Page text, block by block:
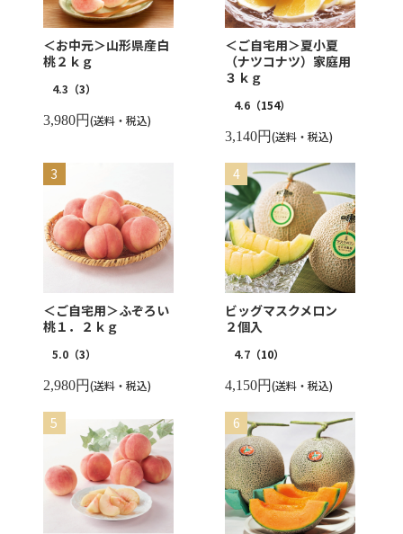
＜お中元＞山形県産白
桃２ｋｇ
4.3 （3）
3,980円(送料・税込)
＜ご自宅用＞夏小夏
（ナツコナツ）家庭用
３ｋｇ
4.6 （154）
3,140円(送料・税込)
＜ご自宅用＞ふぞろい
桃１．２ｋｇ
5.0（3）
2,980円(送料・税込)
ビッグマスクメロン
２個入
4.7 （10）
4,150円(送料・税込)